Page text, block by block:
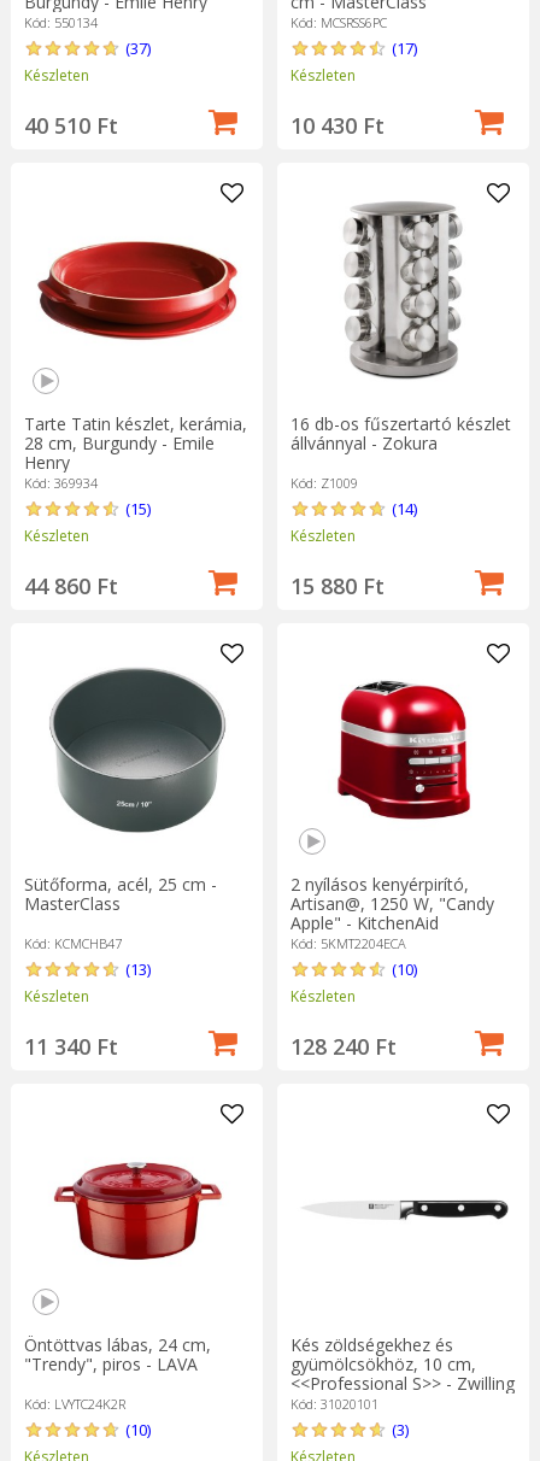
Kód: 550134
(37)
Készleten
40 510 Ft
Kód: MCSRSS6PC
(17)
Készleten
10 430 Ft
Tarte Tatin készlet, kerámia,
28 cm, Burgundy - Emile
Henry
Kód: 369934
(15)
Készleten
44 860 Ft
16 db-os fűszertartó készlet
állvánnyal - Zokura
Kód: Z1009
(14)
Készleten
15 880 Ft
Sütőforma, acél, 25 cm -
MasterClass
Kód: KCMCHB47
(13)
Készleten
11 340 Ft
2 nyílásos kenyérpirító,
Artisan@, 1250 W, "Candy
Apple" - KitchenAid
Kód: 5KMT2204ECA
(10)
Készleten
128 240 Ft
Öntöttvas lábas, 24 cm,
"Trendy", piros - LAVA
Kód: LVYTC24K2R
(10)
Kés zöldségekhez és
gyümölcsökhöz, 10 cm,
<<Professional S>> - Zwilling
Kód: 31020101
(3)